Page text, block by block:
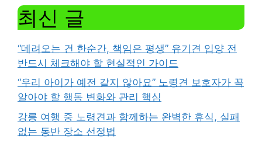
최신 글
“데려오는 건 한순간, 책임은 평생” 유기견 입양 전
반드시 체크해야 할 현실적인 가이드
“우리 아이가 예전 같지 않아요” 노령견 보호자가 꼭
알아야 할 행동 변화와 관리 핵심
강릉 여행 중 노령견과 함께하는 완벽한 휴식, 실패
없는 동반 장소 선정법